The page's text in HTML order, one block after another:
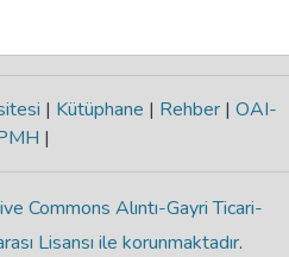
| Kütüphane | Rehber | OAI-
|
Commons Alıntı-Gayri Ticari-
Lisansı ile korunmaktadır.